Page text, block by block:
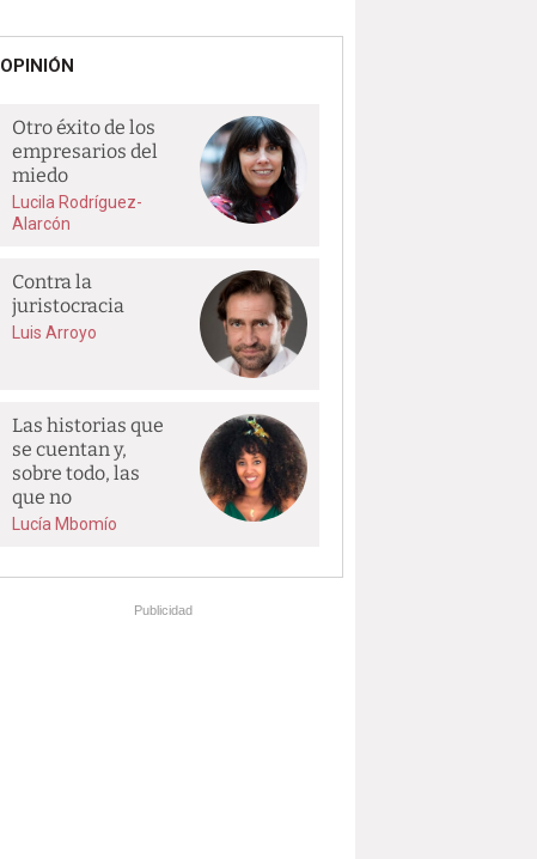
OPINIÓN
Otro éxito de los
empresarios del
miedo
Lucila Rodríguez-
Alarcón
Contra la
juristocracia
Luis Arroyo
Las historias que
se cuentan y,
sobre todo, las
que no
Lucía Mbomío
Publicidad